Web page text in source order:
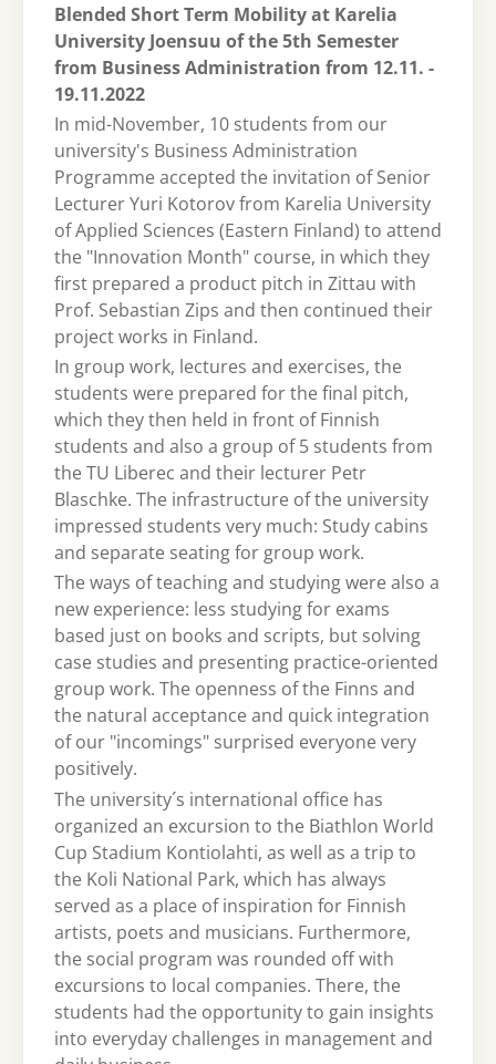
Blended Short Term Mobility at Karelia
University Joensuu of the 5th Semester
from Business Administration from 12.11. -
19.11.2022
In mid-November, 10 students from our
university's Business Administration
Programme accepted the invitation of Senior
Lecturer Yuri Kotorov from Karelia University
of Applied Sciences (Eastern Finland) to attend
the "Innovation Month" course, in which they
first prepared a product pitch in Zittau with
Prof. Sebastian Zips and then continued their
project works in Finland.
In group work, lectures and exercises, the
students were prepared for the final pitch,
which they then held in front of Finnish
students and also a group of 5 students from
the TU Liberec and their lecturer Petr
Blaschke. The infrastructure of the university
impressed students very much: Study cabins
and separate seating for group work.
The ways of teaching and studying were also a
new experience: less studying for exams
based just on books and scripts, but solving
case studies and presenting practice-oriented
group work. The openness of the Finns and
the natural acceptance and quick integration
of our "incomings" surprised everyone very
positively.
The university´s international office has
organized an excursion to the Biathlon World
Cup Stadium Kontiolahti, as well as a trip to
the Koli National Park, which has always
served as a place of inspiration for Finnish
artists, poets and musicians. Furthermore,
the social program was rounded off with
excursions to local companies. There, the
students had the opportunity to gain insights
into everyday challenges in management and